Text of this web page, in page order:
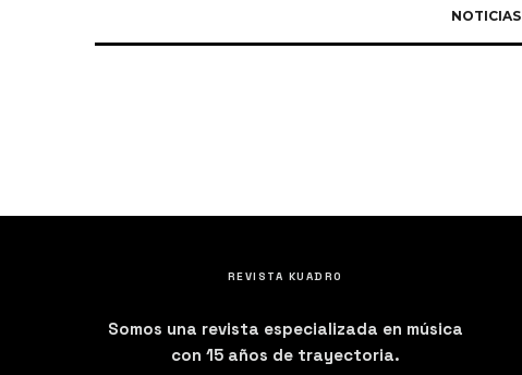
NOTICIAS
REVISTA KUADRO
Somos una revista especializada en música
con 15 años de trayectoria.